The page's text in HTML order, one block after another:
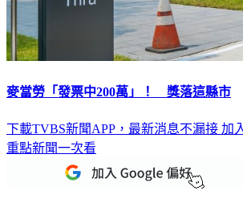
麥當勞「發票中200萬」！ 獎落這縣市
下載TVBS新聞APP，最新消息不漏接 加
重點新聞一次看